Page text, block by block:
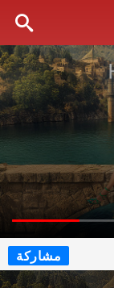
مشاركة